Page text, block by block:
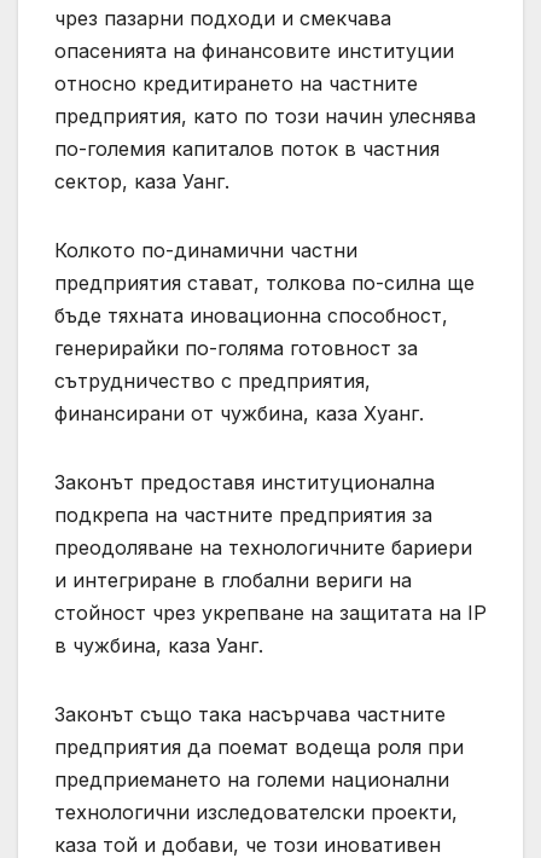
чрез пазарни подходи и смекчава
опасенията на финансовите институции
относно кредитирането на частните
предприятия, като по този начин улеснява
по-големия капиталов поток в частния
сектор, каза Уанг.
Колкото по-динамични частни
предприятия стават, толкова по-силна ще
бъде тяхната иновационна способност,
генерирайки по-голяма готовност за
сътрудничество с предприятия,
финансирани от чужбина, каза Хуанг.
Законът предоставя институционална
подкрепа на частните предприятия за
преодоляване на технологичните бариери
и интегриране в глобални вериги на
стойност чрез укрепване на защитата на IP
в чужбина, каза Уанг.
Законът също така насърчава частните
предприятия да поемат водеща роля при
предприемането на големи национални
технологични изследователски проекти,
каза той и добави, че този иновативен